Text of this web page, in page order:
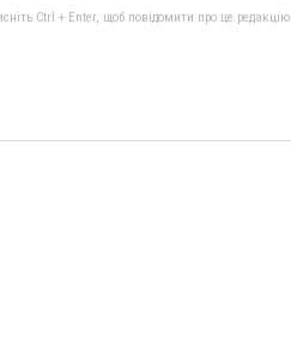
Ctrl + Enter, щоб повідомити про це редакцію